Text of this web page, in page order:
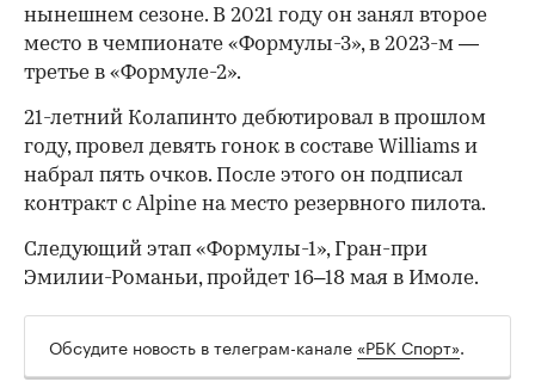
00:00
нынешнем сезоне. В 2021 году он занял второе
место в чемпионате «Формулы-3», в 2023-м —
третье в «Формуле-2».
21-летний Колапинто дебютировал в прошлом
году, провел девять гонок в составе Williams и
набрал пять очков. После этого он подписал
контракт с Alpine на место резервного пилота.
Следующий этап «Формулы-1», Гран-при
Эмилии-Романьи, пройдет 16–18 мая в Имоле.
Обсудите новость в телеграм-канале «РБК Спорт».